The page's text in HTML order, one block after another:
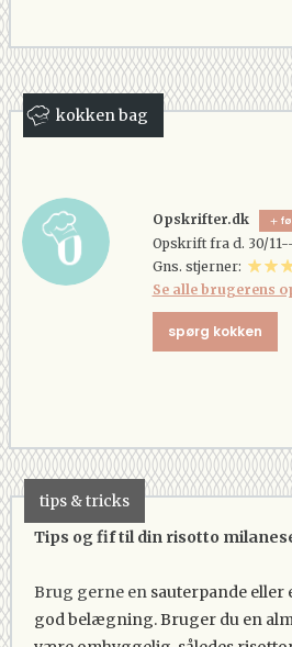
kokken bag
Opskrifter.dk
Opskrift fra d. 30/
Gns. stjerner:
Se alle brugerens
spørg kokken
tips & tricks
Tips og fif til din risotto
Brug gerne en sauterpande eller
god belægning. Bruger du en